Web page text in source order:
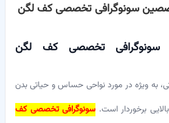
سونوگرافی تخصصی کف لگن
سونوگرافی تخصصی کف لگن
به ویژه در مورد نواحی حساس و حیاتی بدن
برخوردار است. سونوگرافی تخصصی کف